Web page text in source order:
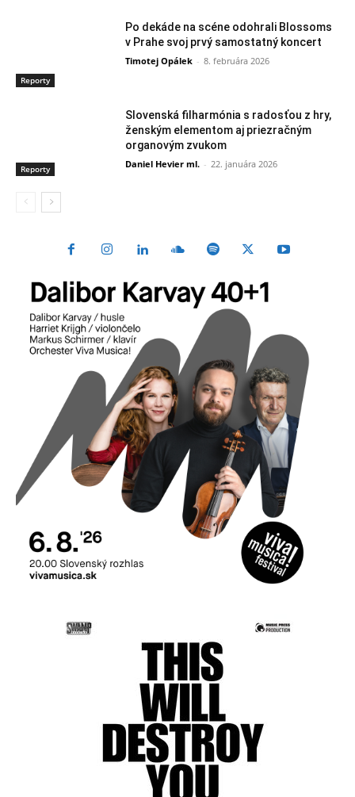
Reporty
Po dekáde na scéne odohrali Blossoms
v Prahe svoj prvý samostatný koncert
Timotej Opálek - 8. februára 2026
Reporty
Slovenská filharmónia s radosťou z hry,
ženským elementom aj priezračným
organovým zvukom
Daniel Hevier ml. - 22. januára 2026